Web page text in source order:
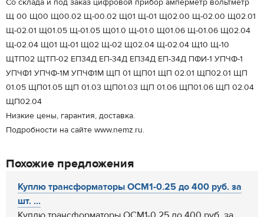
Со склада и под заказ цифровой прибор амперметр вольтметр
Щ 00 Щ00 Щ00.02 Щ-00.02 Щ01 Щ-01 Щ02.00 Щ-02.00 Щ02.01
Щ-02.01 Щ01.05 Щ-01.05 Щ01.0 Щ-01.0 Щ01.06 Щ-01.06 Щ02.04
Щ-02.04 Щ01 Щ-01 Щ02 Щ-02 Щ02.04 Щ-02.04 Щ10 Щ-10
ЩТП02 ЩТП-02 ЕП34Д ЕП-34Д ЕП34Д ЕП-34Д ПФИ-1 УПЧФ-1
УПЧФ1 УПЧФ-1М УПЧФ1М ЩП 01 ЩП01 ЩП 02.01 ЩП02.01 ЩП
01.05 ЩП01.05 ЩП 01.03 ЩП01.03 ЩП 01.06 ЩП01.06 ЩП 02.04
ЩП02.04
Низкие цены, гарантия, доставка.
Подробности на сайте www.nemz.ru.
Похожие предложения
Куплю трансформаторы ОСМ1-0.25 до 400 руб. за
шт. ...